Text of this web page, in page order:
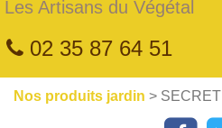
Les Artisans du Végétal
02 35 87 64 51
Nos produits jardin >